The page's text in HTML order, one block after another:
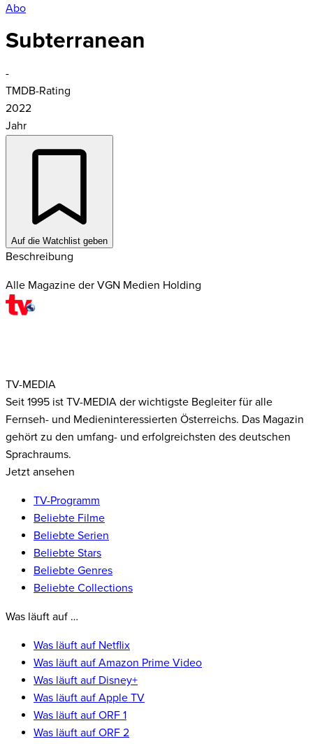
Abo
Subterranean
-
TMDB-Rating
2022
Jahr
Auf die Watchlist geben
Beschreibung
Alle Magazine der VGN Medien Holding
TV-MEDIA
Seit 1995 ist TV-MEDIA der wichtigste Begleiter für alle
Fernseh- und Medieninteressierten Österreichs. Das Magazin
gehört zu den umfang- und erfolgreichsten des deutschen
Sprachraums.
Jetzt ansehen
TV-Programm
Beliebte Filme
Beliebte Serien
Beliebte Stars
Beliebte Genres
Beliebte Collections
Was läuft auf …
Was läuft auf Netflix
Was läuft auf Amazon Prime Video
Was läuft auf Disney+
Was läuft auf Apple TV
Was läuft auf ORF 1
Was läuft auf ORF 2